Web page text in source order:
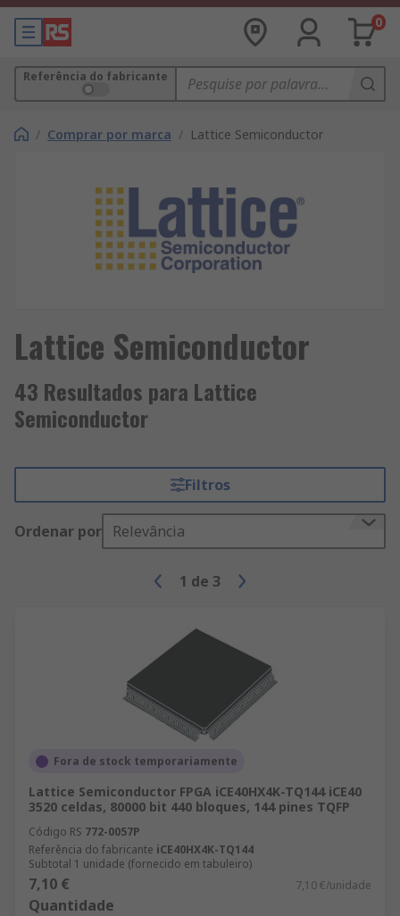
0
Referência do fabricante
/ Comprar por marca / Lattice Semiconductor
Lattice Semiconductor
43 Resultados para Lattice
Semiconductor
Filtros
Ordenar por Relevância
1 de 3
Fora de stock temporariamente
Lattice Semiconductor FPGA iCE40HX4K-TQ144 iCE40
3520 celdas, 80000 bit 440 bloques, 144 pines TQFP
Código RS 772-0057P
Referência do fabricante iCE40HX4K-TQ144
Subtotal 1 unidade (fornecido em tabuleiro)
7,10 € 7,10 €/unidade
Quantidade